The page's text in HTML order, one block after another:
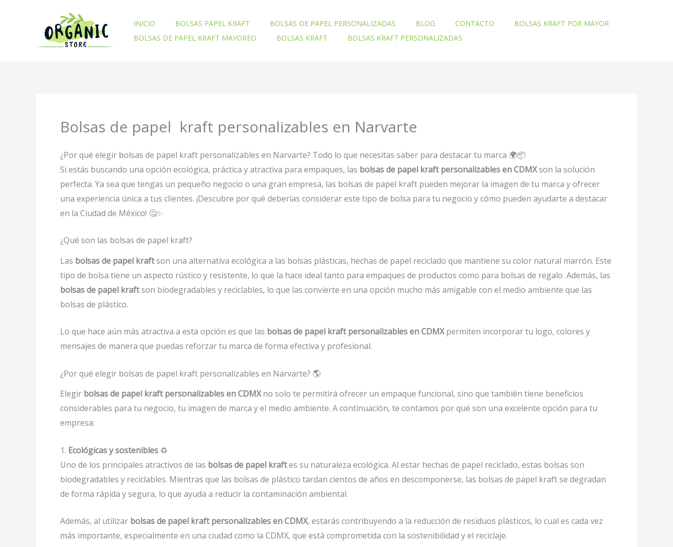
INICIO BOLSAS PAPEL KRAFT BOLSAS DE PAPEL PERSONALIZADAS BLOG CONTACTO
BOLSAS KRAFT POR MAYOR
BOLSAS DE PAPEL KRAFT MAYOREO
BOLSAS KRAFT BOLSAS KRAFT PERSONALIZADAS
Bolsas de papel kraft personalizables en Narvarte
¿Por qué elegir bolsas de papel kraft personalizables en Narvarte? Todo lo que necesitas saber para destacar tu marca 🌍📦
Si estás buscando una opción ecológica, práctica y atractiva para empaques, las bolsas de papel kraft personalizables en CDMXson la solución
perfecta. Ya sea que tengas un pequeño negocio o una gran empresa, las bolsas de papel kraft pueden mejorar la imagen de tu marca y ofrecer
una experiencia única a tus clientes. ¡Descubre por qué deberías considerar este tipo de bolsa para tu negocio y cómo pueden ayudarte a destacar
en la Ciudad de México! 🤔✨
¿Qué son las bolsas de papel kraft?
Las bolsas de papel kraftson una alternativa ecológica a las bolsas plásticas, hechas de papel reciclado que mantiene su color natural marrón. Este
tipo de bolsa tiene un aspecto rústico y resistente, lo que la hace ideal tanto para empaques de productos como para bolsas de regalo. Además, las
bolsas de papel kraftson biodegradables y reciclables, lo que las convierte en una opción mucho más amigable con el medio ambiente que las
bolsas de plástico.
Lo que hace aún más atractiva a esta opción es que las bolsas de papel kraft personalizables en CDMXpermiten incorporar tu logo, colores y
mensajes de manera que puedas reforzar tu marca de forma efectiva y profesional.
¿Por qué elegir bolsas de papel kraft personalizables en Narvarte? 🌎
Elegir bolsas de papel kraft personalizables en CDMXno solo te permitirá ofrecer un empaque funcional, sino que también tiene beneficios
considerables para tu negocio, tu imagen de marca y el medio ambiente. A continuación, te contamos por qué son una excelente opción para tu
empresa:
1. Ecológicas y sostenibles ♻️
Uno de los principales atractivos de las bolsas de papel kraftes su naturaleza ecológica. Al estar hechas de papel reciclado, estas bolsas son
biodegradables y reciclables. Mientras que las bolsas de plástico tardan cientos de años en descomponerse, las bolsas de papel kraft se degradan
de forma rápida y segura, lo que ayuda a reducir la contaminación ambiental.
Además, al utilizar bolsas de papel kraft personalizables en CDMX, estarás contribuyendo a la reducción de residuos plásticos, lo cual es cada vez
más importante, especialmente en una ciudad como la CDMX, que está comprometida con la sostenibilidad y el reciclaje.